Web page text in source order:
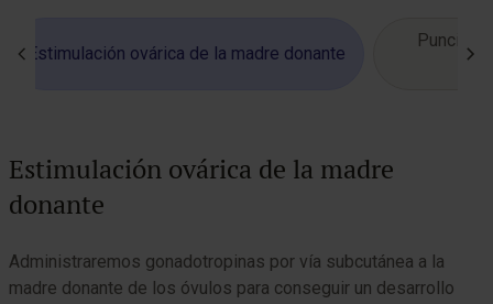
Estimulación ovárica de la madre donante
Punción
Estimulación ovárica de la madre
donante
Administraremos gonadotropinas por vía subcutánea a la
madre donante de los óvulos para conseguir un desarrollo